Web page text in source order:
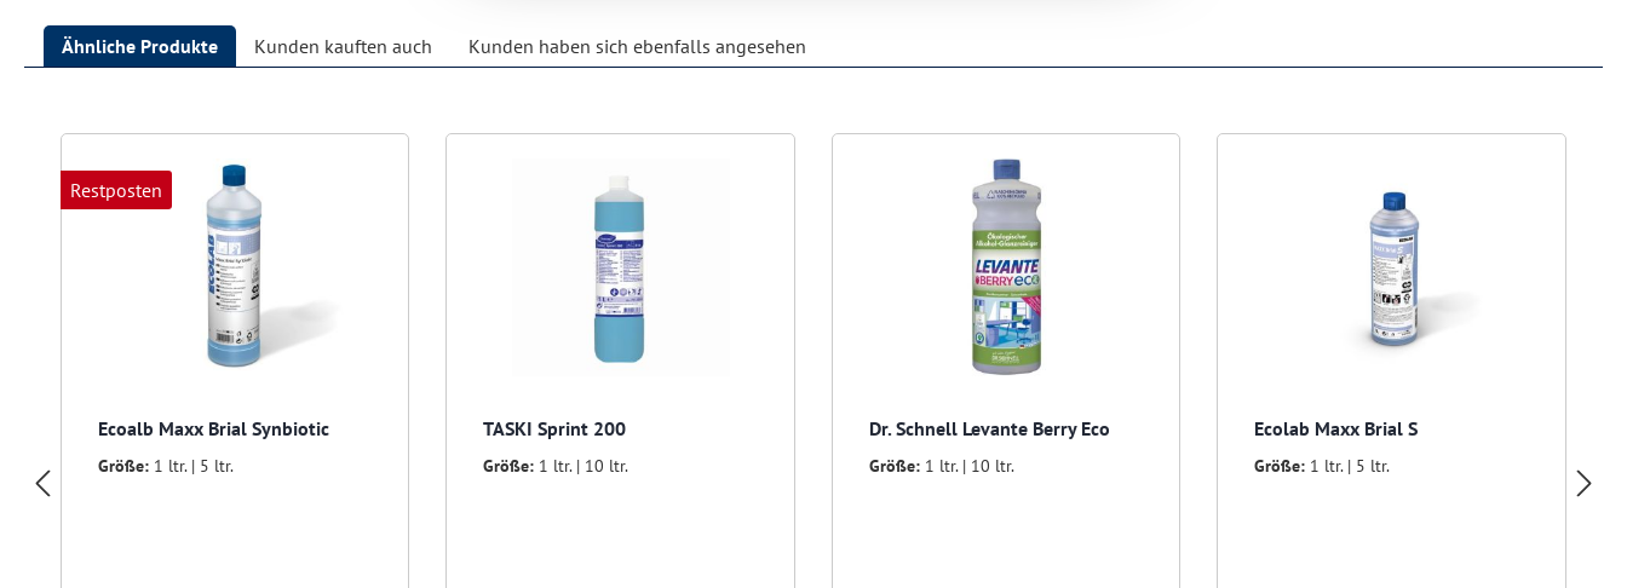
Ähnliche Produkte Kunden kauften auch Kunden haben sich ebenfalls angesehen
Restposten
Ecoalb Maxx Brial Synbiotic
Größe: 1 ltr. | 5 ltr.
TASKI Sprint 200
Größe: 1 ltr. | 10 ltr.
Dr. Schnell Levante Berry Eco
Größe: 1 ltr. | 10 ltr.
Ecolab Maxx Brial S
Größe: 1 ltr. | 5 ltr.